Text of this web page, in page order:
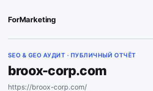
ForMarketing
SEO & GEO АУДИТ · ПУБЛИЧНЫЙ ОТЧЁТ
broox-corp.com
https://broox-corp.com/